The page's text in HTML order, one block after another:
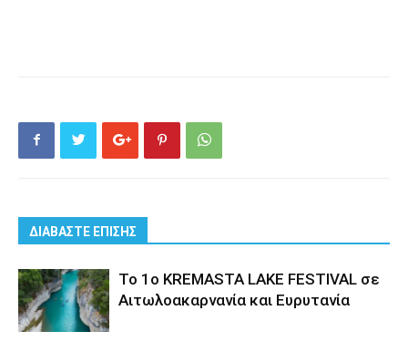
ΔΙΑΒΑΣΤΕ ΕΠΙΣΗΣ
Το 1ο KREMASTA LAKE FESTIVAL σε
Αιτωλοακαρνανία και Ευρυτανία